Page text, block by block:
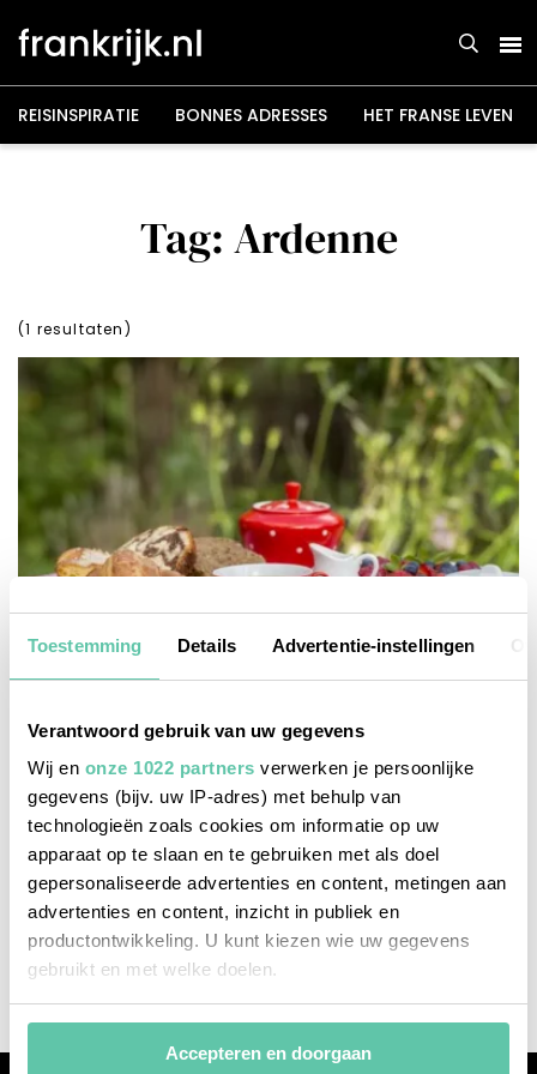
Toestemming Details Advertentie-instellingen
Verantwoord gebruik van uw gegevens
Wij en onze 1022 partners verwerken je persoonlijke
gegevens (bijv. uw IP-adres) met behulp van
technologieën zoals cookies om informatie op uw
apparaat op te slaan en te gebruiken met als doel
gepersonaliseerde advertenties en content, metingen aan
advertenties en content, inzicht in publiek en
productontwikkeling. U kunt kiezen wie uw gegevens
gebruikt en met welke doelen.
Als u het toestaat, willen we ook graag:
Informatie verzamelen over uw geografische
Accepteren en doorgaan
naar
inhoud
REISINSPIRATIE BONNES ADRESSES HET FRANSE LEVEN
Tag: Ardenne
(1 resultaten)
b&b's / chambres d'hôtes
Franse Ardennen: leuke logeeradresjes langs
de Maasfietsroute